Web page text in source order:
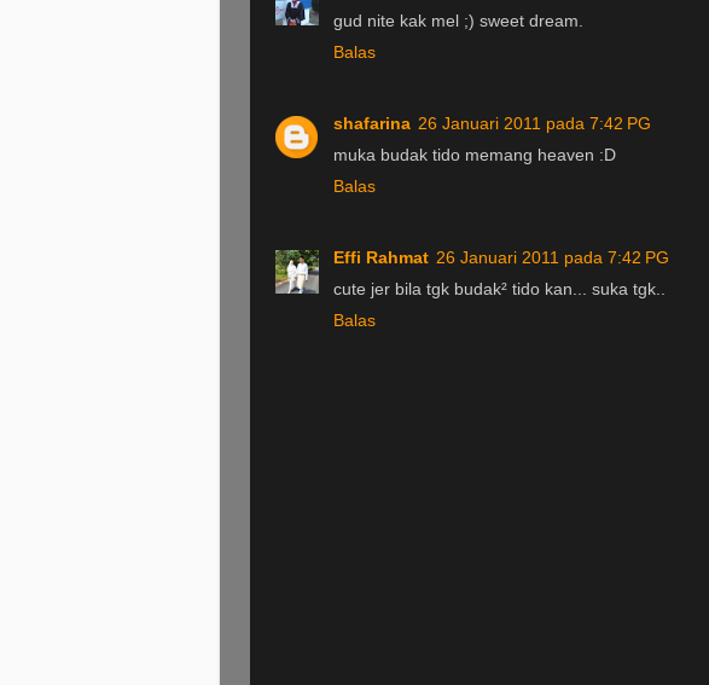
gud nite kak mel ;) sweet dream.
Balas
shafarina 26 Januari 2011 pada 7:42 PG
muka budak tido memang heaven :D
Balas
Effi Rahmat 26 Januari 2011 pada 7:42 PG
cute jer bila tgk budak² tido kan... suka tgk..
Balas